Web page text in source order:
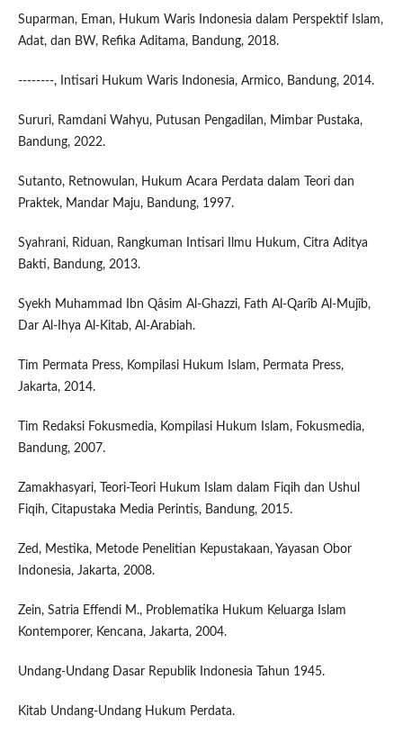
Suparman, Eman, Hukum Waris Indonesia dalam Perspektif Islam,
Adat, dan BW, Refika Aditama, Bandung, 2018.
--------, Intisari Hukum Waris Indonesia, Armico, Bandung, 2014.
Sururi, Ramdani Wahyu, Putusan Pengadilan, Mimbar Pustaka,
Bandung, 2022.
Sutanto, Retnowulan, Hukum Acara Perdata dalam Teori dan
Praktek, Mandar Maju, Bandung, 1997.
Syahrani, Riduan, Rangkuman Intisari Ilmu Hukum, Citra Aditya
Bakti, Bandung, 2013.
Syekh Muhammad Ibn Qâsim Al-Ghazzi, Fath Al-Qarîb Al-Mujîb,
Dar Al-Ihya Al-Kitab, Al-Arabiah.
Tim Permata Press, Kompilasi Hukum Islam, Permata Press,
Jakarta, 2014.
Tim Redaksi Fokusmedia, Kompilasi Hukum Islam, Fokusmedia,
Bandung, 2007.
Zamakhasyari, Teori-Teori Hukum Islam dalam Fiqih dan Ushul
Fiqih, Citapustaka Media Perintis, Bandung, 2015.
Zed, Mestika, Metode Penelitian Kepustakaan, Yayasan Obor
Indonesia, Jakarta, 2008.
Zein, Satria Effendi M., Problematika Hukum Keluarga Islam
Kontemporer, Kencana, Jakarta, 2004.
Undang-Undang Dasar Republik Indonesia Tahun 1945.
Kitab Undang-Undang Hukum Perdata.